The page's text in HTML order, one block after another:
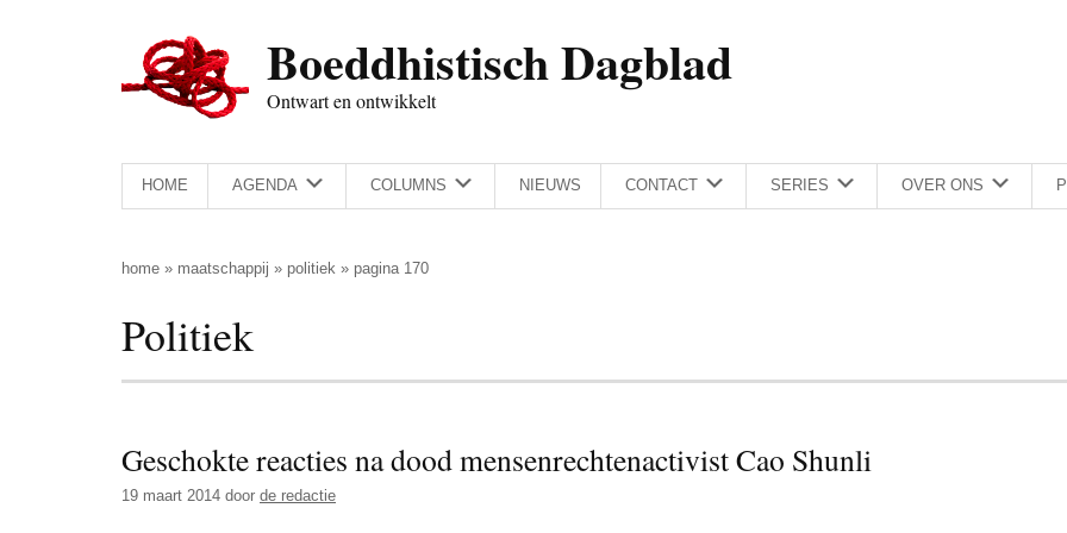
Boeddhistisch Dagblad
Ontwart en ontwikkelt
HOME AGENDA COLUMNS NIEUWS CONTACT SERIES OVER ONS
home » maatschappij » politiek » pagina 170
Politiek
Geschokte reacties na dood mensenrechtenactivist Cao Shunli
19 maart 2014 door de redactie